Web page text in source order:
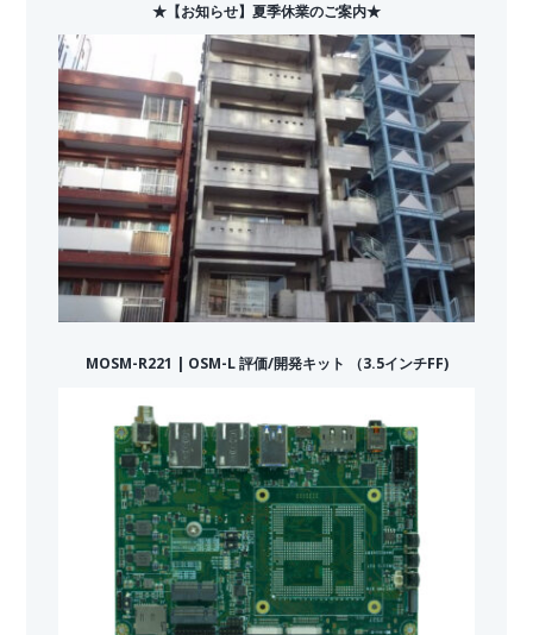
★【お知らせ】夏季休業のご案内★
MOSM-R221 | OSM-L 評価/開発キット （3.5インチFF)